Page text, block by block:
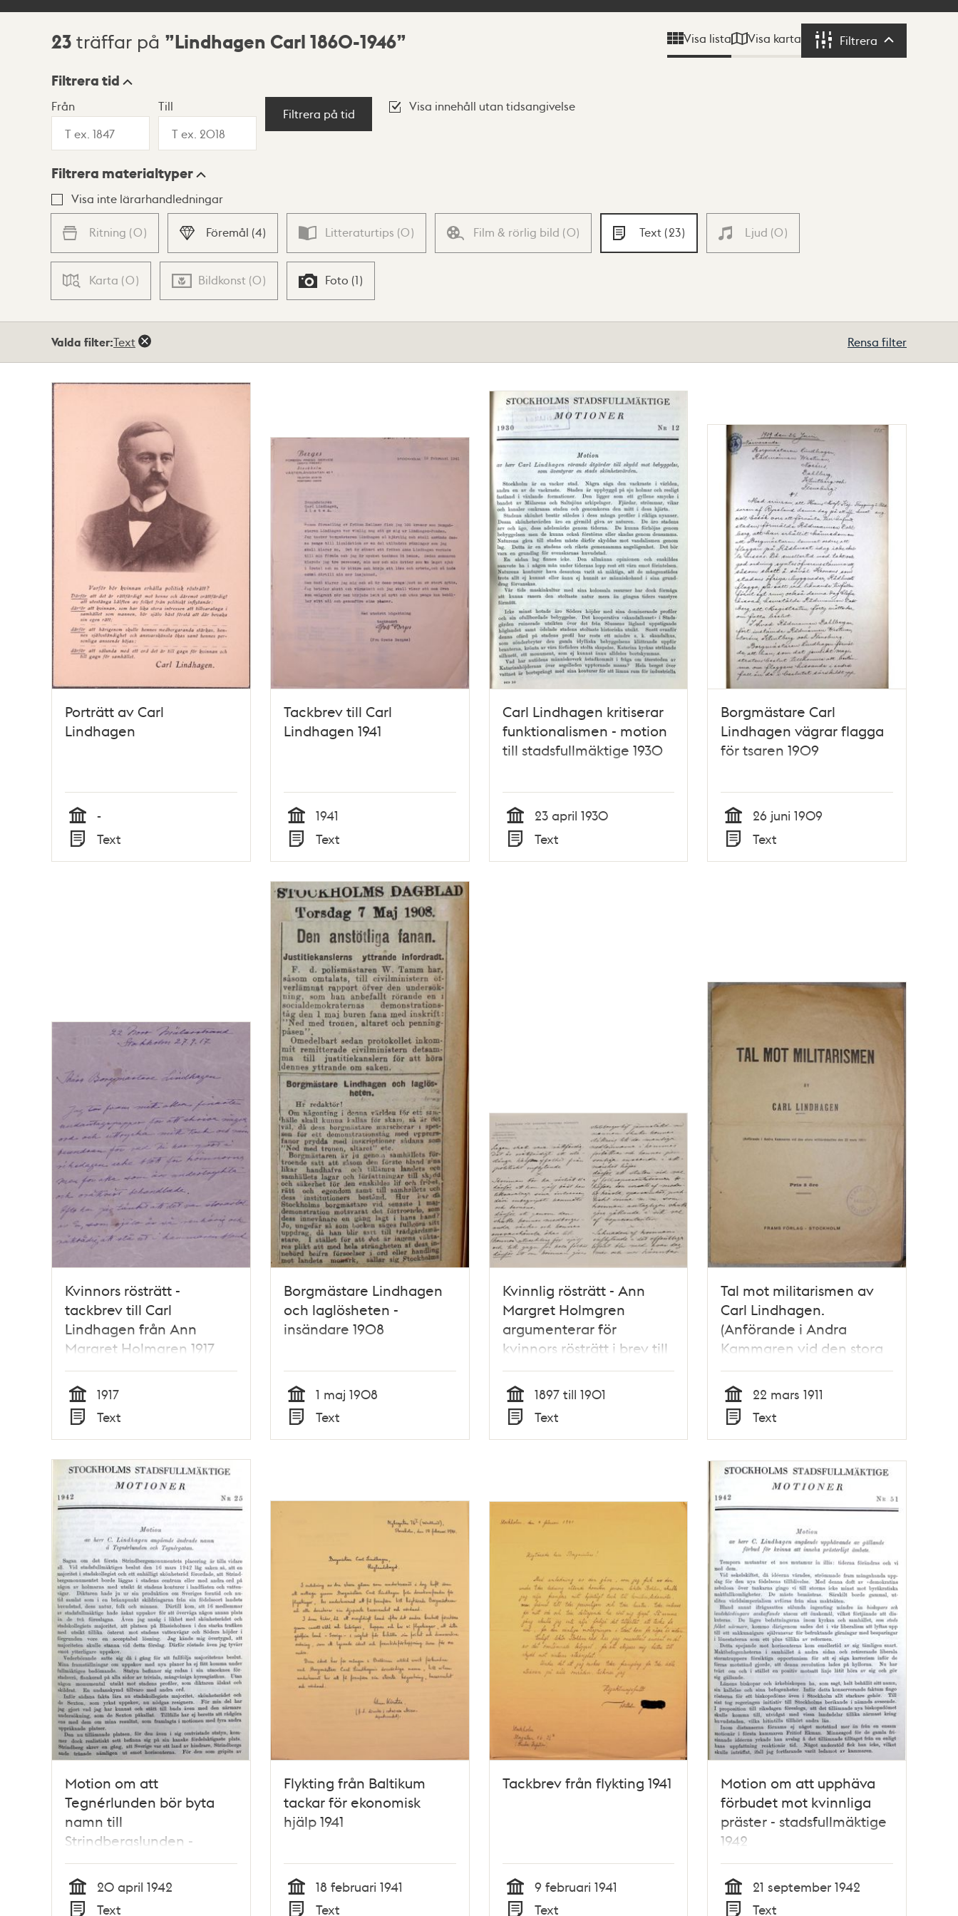
Sökresultat
23 träffar på Lindhagen Carl 1860-1946 Visa lista Visa karta Filtrera Filtrera
Visningsläge
Lista Karta
Filtrera tid
Från Till
Filtrera på tid
Visa innehåll utan tidsangivelse
Filtrera materialtyper
Visa inte lärarhandledningar
Ritning (0) Föremål (4) Litteraturtips (0) Film & rörlig bild (0) Text (23) Ljud (0)
Karta (0) Bildkonst (0) Foto (1)
Valda filter:Text Rensa filter
Porträtt av Carl
Lindhagen
Tid
-
Typ
Text
Tackbrev till Carl
Lindhagen 1941
Tid
1941
Typ
Text
Carl Lindhagen kritiserar
funktionalismen - motion
till stadsfullmäktige 1930
Tid
23 april 1930
Typ
Text
Borgmästare Carl
Lindhagen vägrar flagga
för tsaren 1909
Tid
26 juni 1909
Typ
Text
Kvinnors rösträtt -
tackbrev till Carl
Lindhagen från Ann
Margret Holmgren 1917
Tid
1917
Typ
Text
Borgmästare Lindhagen
och laglösheten -
insändare 1908
Tid
1 maj 1908
Typ
Text
Kvinnlig rösträtt - Ann
Margret Holmgren
argumenterar för
kvinnors rösträtt i brev till
Carl Lindhagen
Tid
1897 till 1901
Typ
Text
Tal mot militarismen av
Carl Lindhagen.
(Anförande i Andra
Kammaren vid den stora
militärdebatten den 22
mars 1911)
Tid
22 mars 1911
Typ
Text
Motion om att
Tegnérlunden bör byta
namn till
Strindbergslunden -
stadsfullmäktige 1942
Tid
20 april 1942
Text
Flykting från Baltikum
tackar för ekonomisk
hjälp 1941
Tid
18 februari 1941
Text
Tackbrev från flykting 1941
Tid
9 februari 1941
Text
Motion om att upphäva
förbudet mot kvinnliga
präster - stadsfullmäktige
1942
Tid
21 september 1942
Text